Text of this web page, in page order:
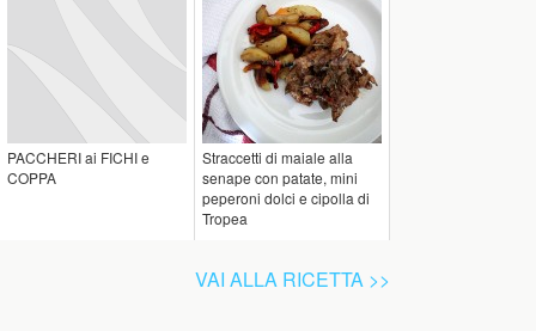
PACCHERI ai FICHI e
COPPA
Straccetti di maiale alla
senape con patate, mini
peperoni dolci e cipolla di
Tropea
VAI ALLA RICETTA >>